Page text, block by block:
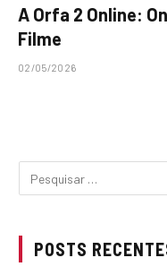
A Orfa 2 Online:
Filme
02/05/2026
POSTS